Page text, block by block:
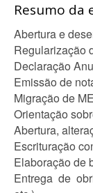
Resumo da
Abertura e
Regularização
Declaração
Emissão de
Migração de
Orientação
Abertura,
Escrituração
Elaboração de
Entrega de